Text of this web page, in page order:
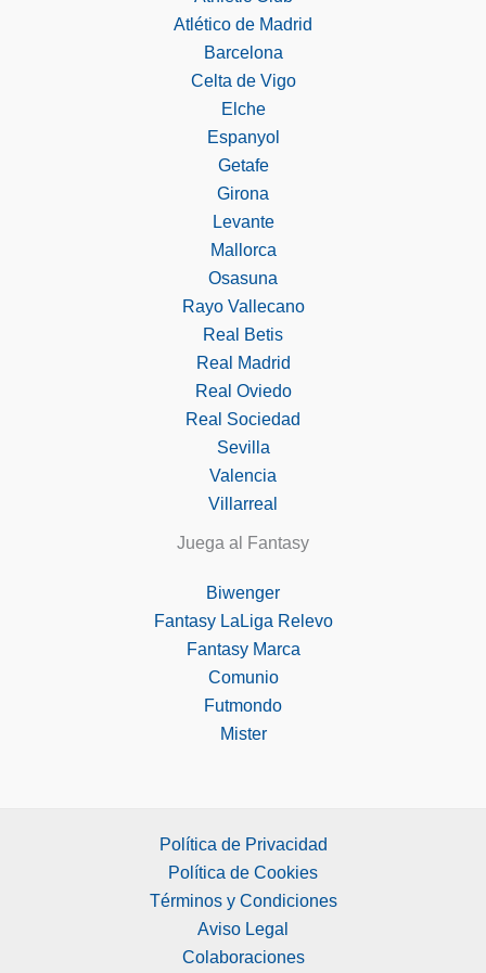
Atlético de Madrid
Barcelona
Celta de Vigo
Elche
Espanyol
Getafe
Girona
Levante
Mallorca
Osasuna
Rayo Vallecano
Real Betis
Real Madrid
Real Oviedo
Real Sociedad
Sevilla
Valencia
Villarreal
Juega al Fantasy
Biwenger
Fantasy LaLiga Relevo
Fantasy Marca
Comunio
Futmondo
Mister
Política de Privacidad
Política de Cookies
Términos y Condiciones
Aviso Legal
Colaboraciones